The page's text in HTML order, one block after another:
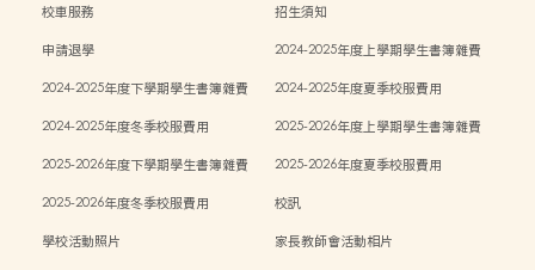
校車服務
招生須知
申請退學
2024-2025年度上學期學生書簿雜費
2024-2025年度下學期學生書簿雜費
2024-2025年度夏季校服費用
2024-2025年度冬季校服費用
2025-2026年度上學期學生書簿雜費
2025-2026年度下學期學生書簿雜費
2025-2026年度夏季校服費用
2025-2026年度冬季校服費用
校訊
學校活動照片
家長教師會活動相片